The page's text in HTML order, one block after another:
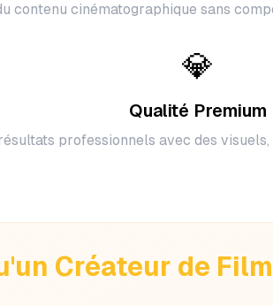
contenu cinématographique sans
💎
Qualité Premium
professionnels avec des
Créateur de